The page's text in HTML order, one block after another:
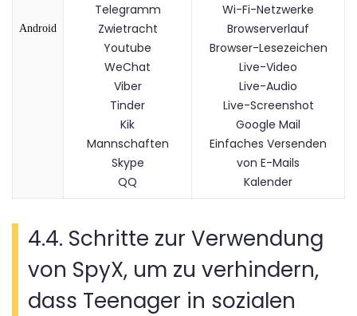
Android
Telegramm
Zwietracht
Youtube
WeChat
Viber
Tinder
Kik
Mannschaften
Skype
QQ
Wi-Fi-Netzwerke
Browserverlauf
Browser-Lesezeichen
Live-Video
Live-Audio
Live-Screenshot
Google Mail
Einfaches Versenden
von E-Mails
Kalender
4.4. Schritte zur Verwendung
von SpyX, um zu verhindern,
dass Teenager in sozialen